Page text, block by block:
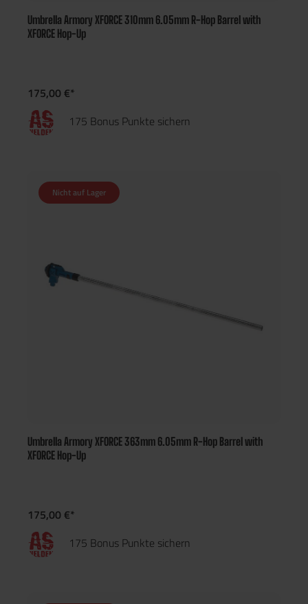
Umbrella Armory XFORCE 310mm 6.05mm R-Hop Barrel with
XFORCE Hop-Up
175,00 €*
175 Bonus Punkte sichern
Nicht auf Lager
Umbrella Armory XFORCE 363mm 6.05mm R-Hop Barrel with
XFORCE Hop-Up
175,00 €*
175 Bonus Punkte sichern